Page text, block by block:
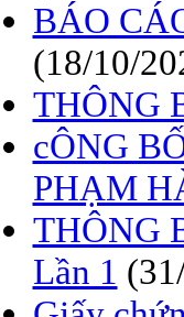
BÁO
(18/10/
THÔNG
cÔNG
PHẠM
THÔNG
Lần 1